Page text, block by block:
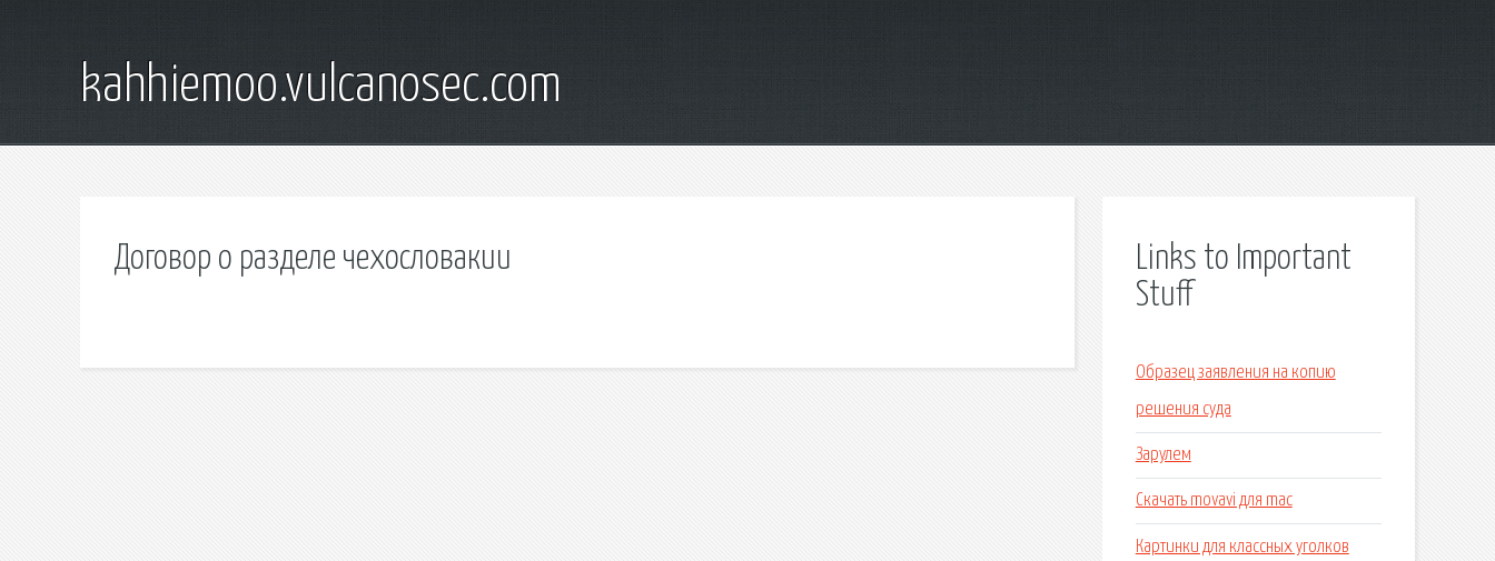
kahhiemoo.vulcanosec.com
Договор о разделе чехословакии
Links to Important
Stuff
Образец заявления на копию
решения суда
Зарулем
Скачать movavi для mac
Картинки для классных уголков